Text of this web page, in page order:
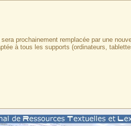
prochainement remplacée par une
à tous les supports (ordinateurs,